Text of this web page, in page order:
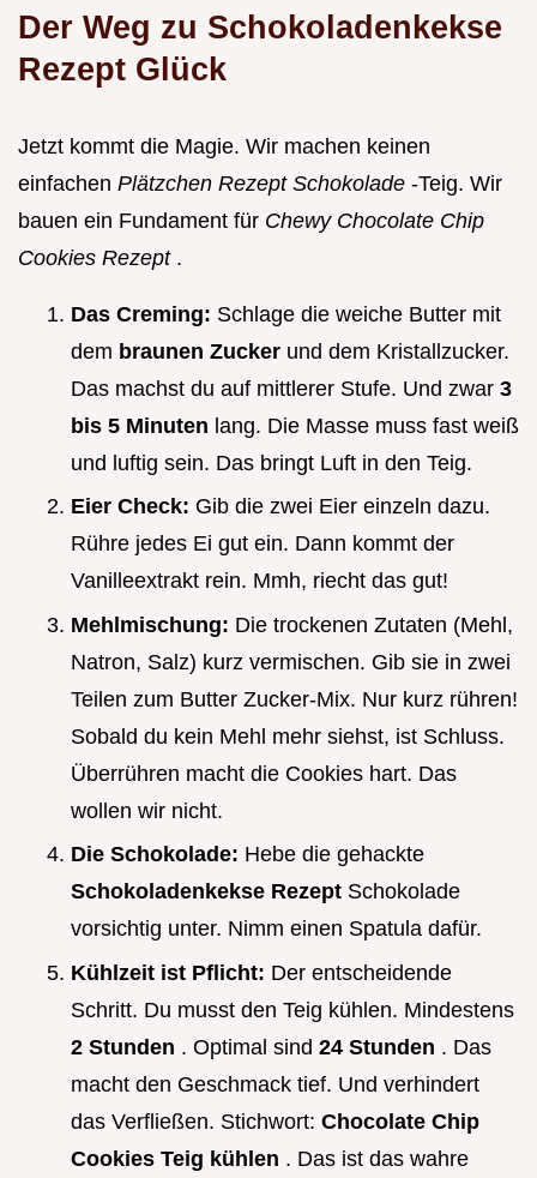
Der Weg zu Schokoladenkekse
Rezept Glück
Jetzt kommt die Magie. Wir machen keinen
einfachen Plätzchen Rezept Schokolade -Teig. Wir
bauen ein Fundament für Chewy Chocolate Chip
Cookies Rezept .
Das Creming: Schlage die weiche Butter mit
dem braunen Zucker und dem Kristallzucker.
Das machst du auf mittlerer Stufe. Und zwar 3
bis 5 Minuten lang. Die Masse muss fast weiß
und luftig sein. Das bringt Luft in den Teig.
Eier Check: Gib die zwei Eier einzeln dazu.
Rühre jedes Ei gut ein. Dann kommt der
Vanilleextrakt rein. Mmh, riecht das gut!
Mehlmischung: Die trockenen Zutaten (Mehl,
Natron, Salz) kurz vermischen. Gib sie in zwei
Teilen zum Butter Zucker-Mix. Nur kurz rühren!
Sobald du kein Mehl mehr siehst, ist Schluss.
Überrühren macht die Cookies hart. Das
wollen wir nicht.
Die Schokolade: Hebe die gehackte
Schokoladenkekse Rezept Schokolade
vorsichtig unter. Nimm einen Spatula dafür.
Kühlzeit ist Pflicht: Der entscheidende
Schritt. Du musst den Teig kühlen. Mindestens
2 Stunden . Optimal sind 24 Stunden . Das
macht den Geschmack tief. Und verhindert
das Verfließen. Stichwort: Chocolate Chip
Cookies Teig kühlen . Das ist das wahre